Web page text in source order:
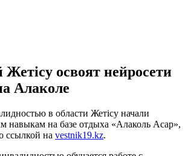
Жетісу освоят нейросети
Алаколе
в области Жетісу начали
навыкам на базе отдыха «Алаколь Асар»,
ссылкой на vestnik19.kz.